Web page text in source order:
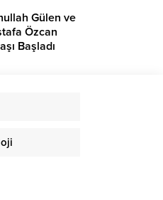
Gülen ve
Özcan
Başladı